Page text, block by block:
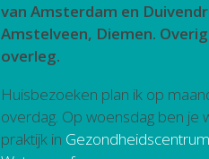
van Amsterdam en
Amstelveen, Diemen.
overleg.
Huisbezoeken plan ik op
overdag. Op woensdag ben je
praktijk in Gezondheidscentrum